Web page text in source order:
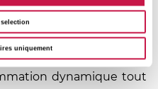
uniquement
et de temps
de projets, le stand IMT
dynamique tout